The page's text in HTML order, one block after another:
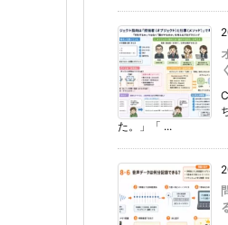
た。」「 ...